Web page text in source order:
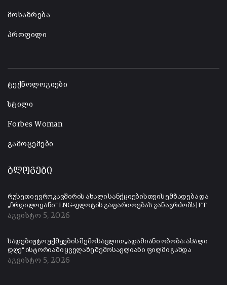
მოსაზრება
პროფილი
ტექნოლოგიები
სტილი
Forbes Woman
გამოცემები
ბლოგები
რუსეთი ევროკავშირის ახალი სანქციებისთვის ემზადება და
„ჩრდილოვანი“ LNG-ფლოტის გაფართოებას განაგრძობს | FT
აგვისტო 5, 2026
სადებიუტო უქმეების შემოსავლით „ადამიანი ობობა: ახალი
დღე“ ისტორიაში ყველაზე შემოსავლიანი ფილმი გახდა
აგვისტო 5, 2026